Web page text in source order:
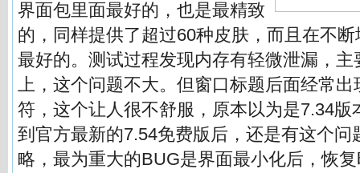
界面包里面最好的，也是最精致
的，同样提供了超过60种皮肤，而且在不
最好的。测试过程发现内存有轻微泄漏，
上，这个问题不大。但窗口标题后面经常
符，这个让人很不舒服，原本以为是7.34版
到官方最新的7.54免费版后，还是有这个问
略，最为重大的BUG是界面最小化后，恢